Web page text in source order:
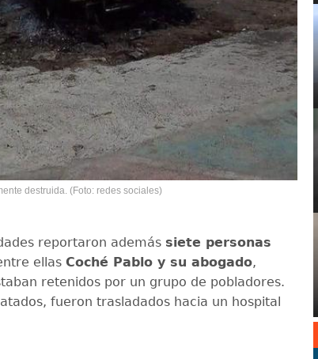
destruida. (Foto: redes sociales)
reportaron además siete personas
ellas Coché Pablo y su abogado,
retenidos por un grupo de pobladores.
fueron trasladados hacia un hospital